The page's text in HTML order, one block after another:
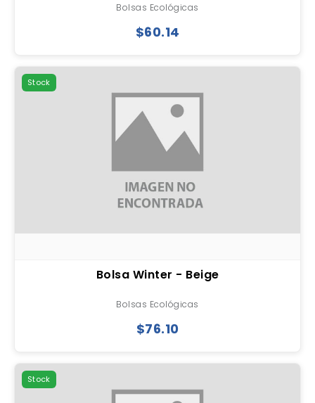
Bolsas Ecológicas
$60.14
Stock
Bolsa Winter - Beige
Bolsas Ecológicas
$76.10
Stock